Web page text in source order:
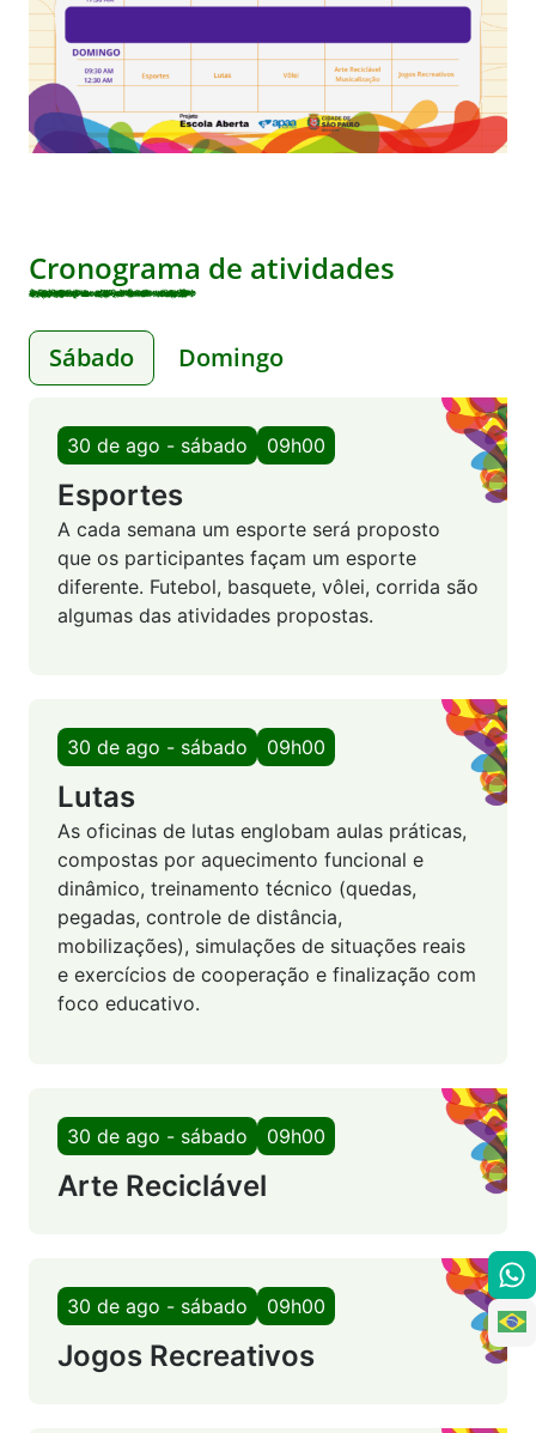
Cronograma de atividades
Sábado Domingo
30 de ago - sábado 09h00
Esportes
A cada semana um esporte será proposto
que os participantes façam um esporte
diferente. Futebol, basquete, vôlei, corrida são
algumas das atividades propostas.
30 de ago - sábado 09h00
Lutas
As oficinas de lutas englobam aulas práticas,
compostas por aquecimento funcional e
dinâmico, treinamento técnico (quedas,
pegadas, controle de distância,
mobilizações), simulações de situações reais
e exercícios de cooperação e finalização com
foco educativo.
30 de ago - sábado 09h00
Arte Reciclável
30 de ago - sábado 09h00
Jogos Recreativos